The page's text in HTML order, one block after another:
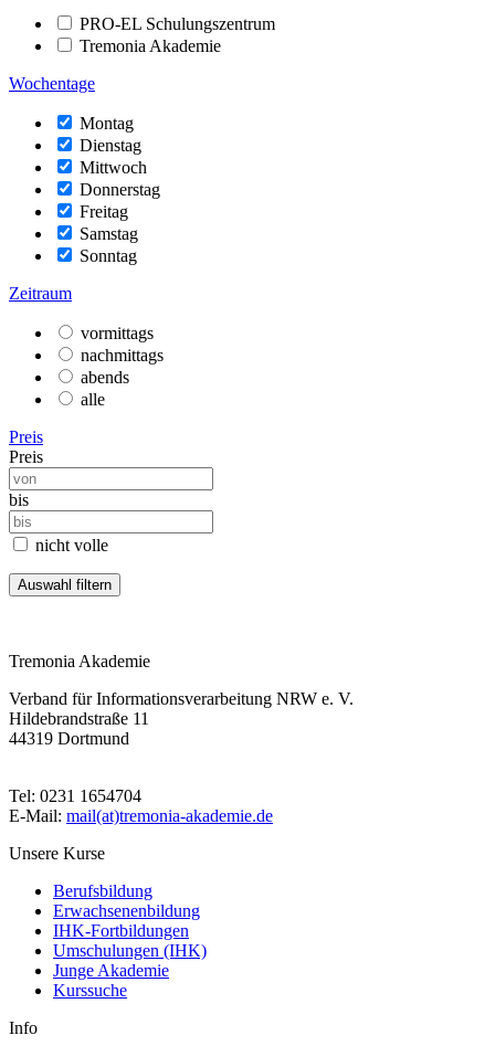
PRO-EL Schulungszentrum
Tremonia Akademie
Wochentage
Montag
Dienstag
Mittwoch
Donnerstag
Freitag
Samstag
Sonntag
Zeitraum
vormittags
nachmittags
abends
alle
Preis
Preis
bis
nicht volle
Tremonia Akademie
Verband für Informationsverarbeitung NRW e. V.
Hildebrandstraße 11
44319 Dortmund
Tel: 0231 1654704
E-Mail: mail(at)tremonia-akademie.de
Unsere Kurse
Berufsbildung
Erwachsenenbildung
IHK-Fortbildungen
Umschulungen (IHK)
Junge Akademie
Kurssuche
Info